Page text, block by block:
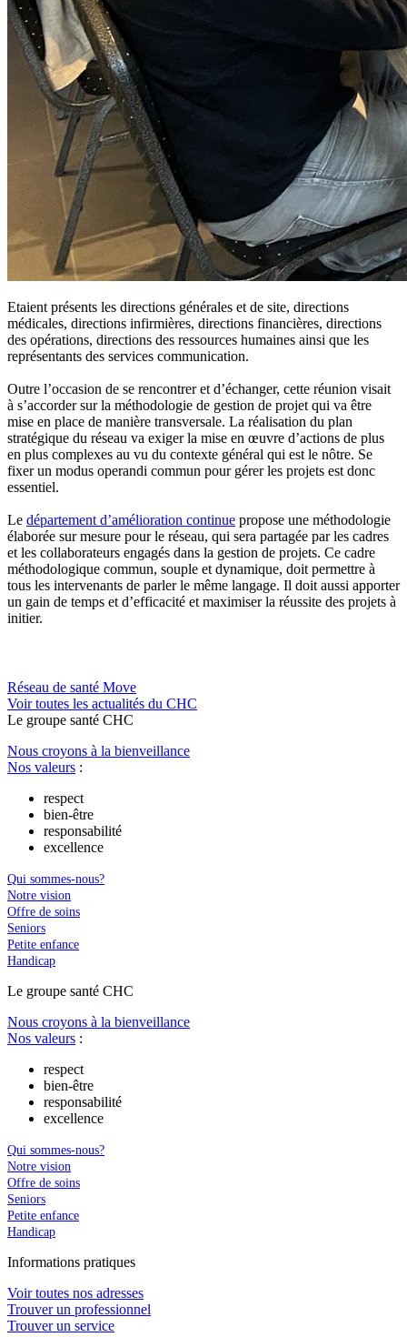
Etaient présents les directions générales et de site, directions
médicales, directions infirmières, directions financières, directions
des opérations, directions des ressources humaines ainsi que les
représentants des services communication.
Outre l’occasion de se rencontrer et d’échanger, cette réunion visait
à s’accorder sur la méthodologie de gestion de projet qui va être
mise en place de manière transversale. La réalisation du plan
stratégique du réseau va exiger la mise en œuvre d’actions de plus
en plus complexes au vu du contexte général qui est le nôtre. Se
fixer un modus operandi commun pour gérer les projets est donc
essentiel.
Le département d’amélioration continue propose une méthodologie
élaborée sur mesure pour le réseau, qui sera partagée par les cadres
et les collaborateurs engagés dans la gestion de projets. Ce cadre
méthodologique commun, souple et dynamique, doit permettre à
tous les intervenants de parler le même langage. Il doit aussi apporter
un gain de temps et d’efficacité et maximiser la réussite des projets à
initier.
Réseau de santé Move
Voir toutes les actualités du CHC
Le groupe santé CHC
Nous croyons à la bienveillance
Nos valeurs :
respect
bien-être
responsabilité
excellence
Qui sommes-nous?
Notre vision
Offre de soins
Seniors
Petite enfance
Handicap
Le groupe santé CHC
Nous croyons à la bienveillance
Nos valeurs :
respect
bien-être
responsabilité
excellence
Qui sommes-nous?
Notre vision
Offre de soins
Seniors
Petite enfance
Handicap
Informations pratiques
Voir toutes nos adresses
Trouver un professionnel
Trouver un service